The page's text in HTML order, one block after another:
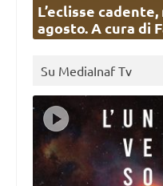
L’eclisse
agosto. A cura di
Su MediaInaf Tv